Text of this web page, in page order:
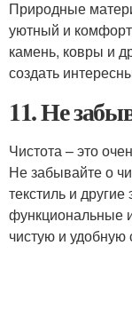
Природные
уютный и
камень, ковры и
создать
11. Не
Чистота – это
Не забывайте о
текстиль и
функциональные
чистую и удобную